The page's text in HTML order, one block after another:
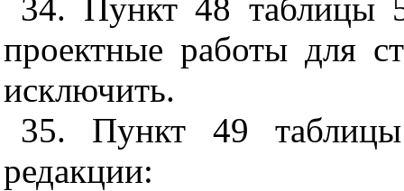
34. Пункт 48 таблицы
проектные работы для
исключить.
35. Пункт 49
редакции: